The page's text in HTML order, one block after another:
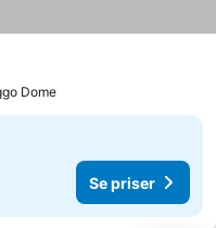
Dome
Se priser